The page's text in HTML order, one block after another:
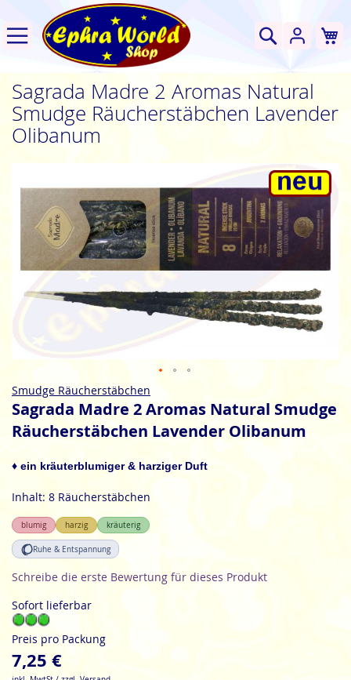
Suche
Sagrada Madre 2 Aromas Natural
Smudge Räucherstäbchen Lavender
Olibanum
Ende
Bildgalerie
springen
Zum
Anfang
Bildgalerie
Smudge Räucherstäbchen
Sagrada Madre 2 Aromas Natural Smudge
Räucherstäbchen Lavender Olibanum
♦ ein kräuterblumiger & harziger Duft
Inhalt: 8 Räucherstäbchen
blumig harzig kräuterig
Ruhe & Entspannung
Schreibe die erste Bewertung für dieses Produkt
Sofort lieferbar
Preis pro Packung
7,25 €